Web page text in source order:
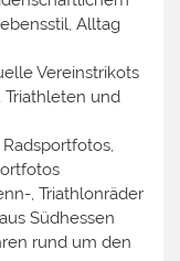
Alltag
Vereinstrikots
Triathleten und
, Triathlonräder
Südhessen
rund um den